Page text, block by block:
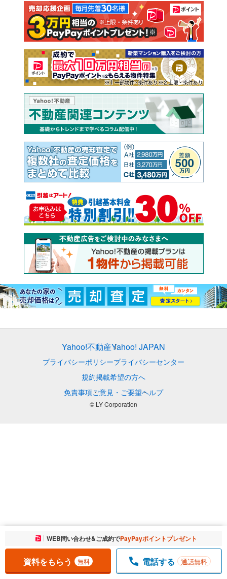
お気に入りに追加しました。 一覧を開く
WEB問い合わせ&ご成約でPayPayポイントプレゼント
資料をもらう 無料 電話する 通話無料
注文住宅 土地
売却査定
Yahoo!不動産Yahoo! JAPAN
プライバシーポリシープライバシーセンター
規約掲載希望の方へ
免責事項ご意見・ご要望ヘルプ
© LY Corporation